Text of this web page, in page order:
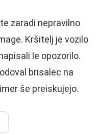
zaradi nepravilno
Kršitelj je vozilo
le opozorilo.
brisalec na
še preiskujejo.